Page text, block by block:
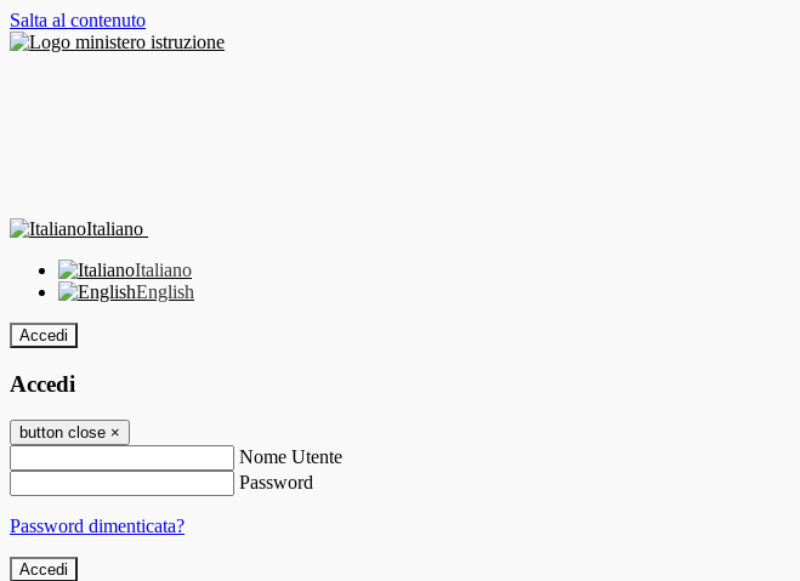
Salta al contenuto
Italiano
Italiano
English
Accedi
Accedi
button close ×
Nome Utente
Password
Password dimenticata?